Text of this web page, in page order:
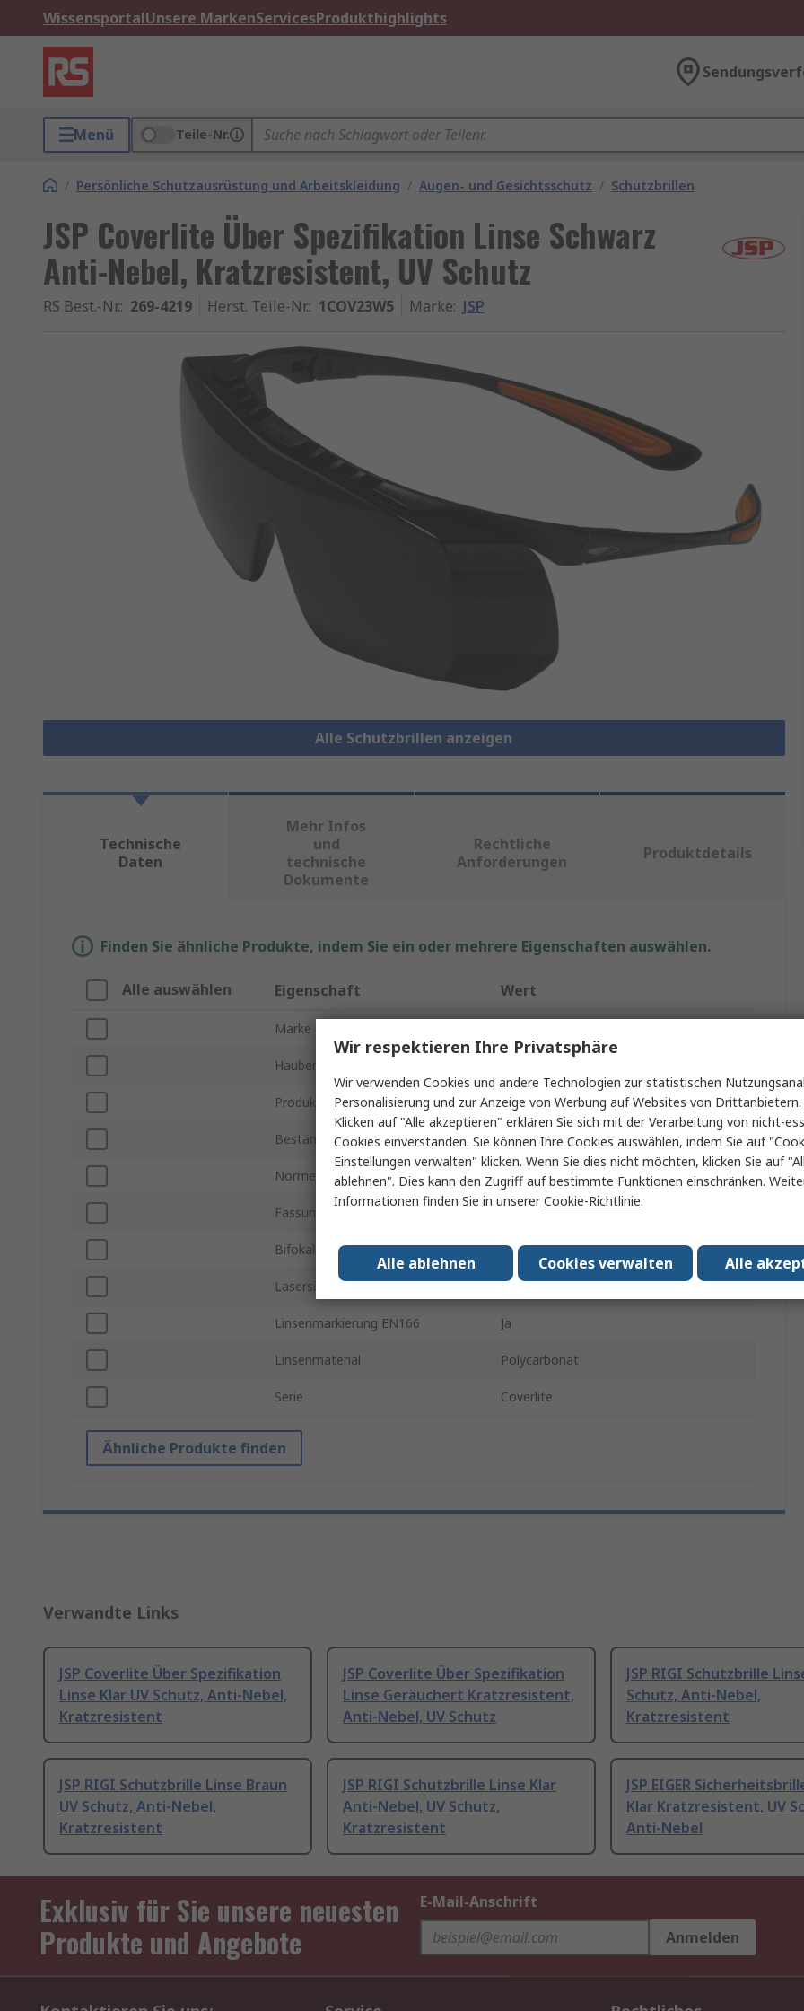
WissensportalUnsere MarkenServicesProdukthighlights
Menü Teile-Nr.
/ Persönliche Schutzausrüstung und Arbeitskleidung / Augen- und Gesichtsschutz / Schutzbrillen
JSP Coverlite Über Spezifikation Linse Schwarz
Anti-Nebel, Kratzresistent, UV Schutz
RS Best.-Nr.: 269-4219 Herst. Teile-Nr.: 1COV23W5 Marke: JSP
Alle Schutzbrillen anzeigen
Technische
Daten
Mehr Infos
und
technische
Dokumente
Rechtliche
Anforderungen
Produktdetails
Finden Sie ähnliche Produkte, indem Sie ein oder mehrere Eigenschaften auswählen.
Alle auswählen Eigenschaft Wert
Marke
Haubenfarbe
Produkt Typ Über Spezifikation
Beständigkeitsmerkmale Anti-Nebel, Kratzresistent, UV Schutz
Normen/Zulassungen EN 170 + EN 166
Fassungsstil Überbrille
Bifokale Linse Nein
Lasersicher gemäß EN207/208 Nein
Linsenmarkierung EN166 Ja
Linsenmaterial Polycarbonat
Serie Coverlite
Ähnliche Produkte finden
Verwandte Links
JSP Coverlite Über Spezifikation
Linse Klar UV Schutz, Anti-Nebel,
Kratzresistent
JSP Coverlite Über Spezifikation
Linse Geräuchert Kratzresistent,
Anti-Nebel, UV Schutz
JSP RIGI Schutzbrille
Schutz, Anti-Nebel,
Kratzresistent
JSP RIGI Schutzbrille Linse Braun
UV Schutz, Anti-Nebel,
Kratzresistent
JSP RIGI Schutzbrille Linse Klar
Anti-Nebel, UV Schutz,
Kratzresistent
JSP EIGER
Klar Kratzresistent, UV
Anti-Nebel
Exklusiv für Sie unsere neuesten
Produkte und Angebote
E-Mail-Anschrift
Anmelden
Wir respektieren Ihre Privatsphäre
Wir verwenden Cookies und andere Technologien zur statistischen
Personalisierung und zur Anzeige von Werbung auf Websites von
Klicken auf "Alle akzeptieren" erklären Sie sich mit der Verarbeitung von nicht-
Cookies einverstanden. Sie können Ihre Cookies auswählen, indem Sie auf
Einstellungen verwalten" klicken. Wenn Sie dies nicht möchten, klicken Sie auf
ablehnen". Dies kann den Zugriff auf bestimmte Funktionen einschränken.
Informationen finden Sie in unsererCookie-Richtlinie.
Alle
Cookies verwalten
Alle ablehnen